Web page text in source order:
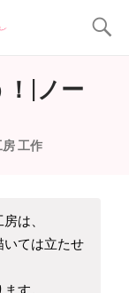
|ノー
房工作
は、
いては立たせ
す。